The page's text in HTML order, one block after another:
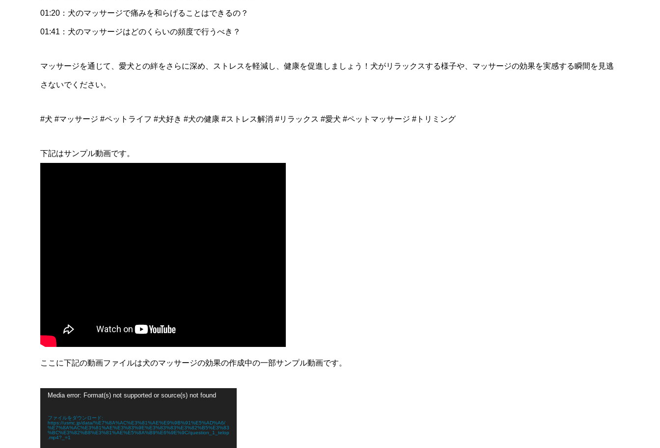
01:20：犬のマッサージで痛みを和らげることはできるの？
01:41：犬のマッサージはどのくらいの頻度で行うべき？
マッサージを通じて、愛犬との絆をさらに深め、ストレスを軽減し、健康を促進しましょう！犬がリラックスする様子や、マッサージの効果を実感する瞬間を見逃
さないでください。
#犬 #マッサージ #ペットライフ #犬好き #犬の健康 #ストレス解消 #リラックス #愛犬 #ペットマッサージ #トリミング
下記はサンプル動画です。
ここに下記の動画ファイルは犬のマッサージの効果の作成中の一部サンプル動画です。
Media error: Format(s) not supported or source(s) not found
ファイルをダウンロード:
https://usmc.jp/data/%E7%8A%AC%E3%81%AE%E9%9B%91%E5%AD%A6/
%E7%8A%AC%E3%81%AE%E3%83%9E%E3%83%83%E3%82%B5%E3%83
%BC%E3%82%B8%E3%81%AE%E5%8A%B9%E6%9E%9C/question_1_telop
.mp4?_=1